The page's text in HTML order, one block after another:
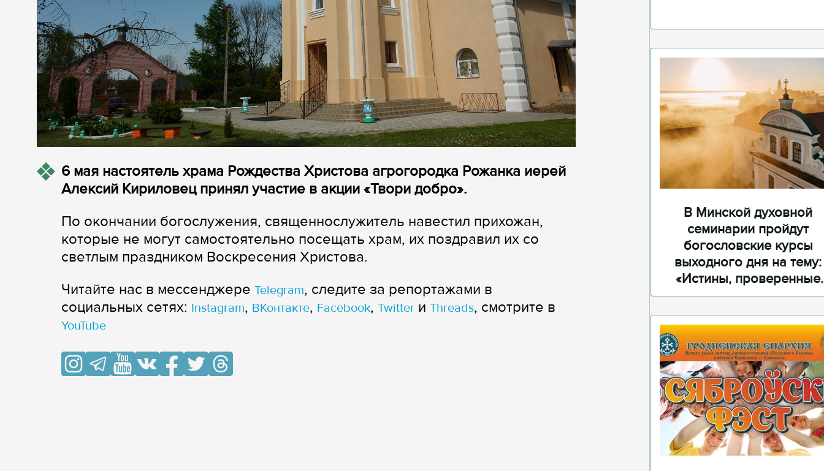
6 мая настоятель храма Рождества Христова агрогородка Рожанка иерей
Алексий Кириловец принял участие в акции «Твори добро».
По окончании богослужения, священнослужитель навестил прихожан,
которые не могут самостоятельно посещать храм, их поздравил их со
светлым праздником Воскресения Христова.
Читайте нас в мессенджере Telegram, следите за репортажами в
cоциальных сетях: Instagram, ВКонтакте, Facebook, Twitter и Threads, смотрите в
YouTube
В Минской духовной
семинарии пройдут
богословские курсы
выходного дня на тему:
«Истины, проверенные
временем»